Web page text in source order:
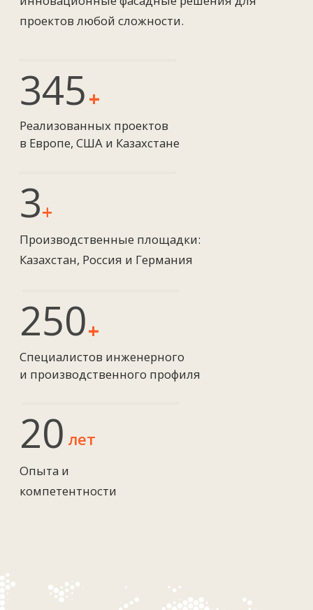
Вы всегда можете
скачать презентацию
и посмотреть в удобное
время в любом месте
Скачать презентацию
Ключевые
направления: